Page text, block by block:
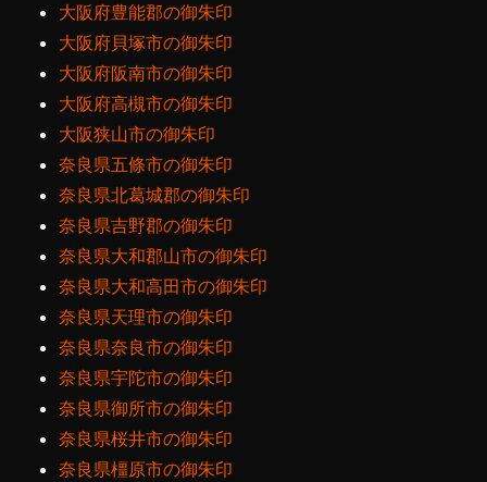
大阪府豊能郡の御朱印
大阪府貝塚市の御朱印
大阪府阪南市の御朱印
大阪府高槻市の御朱印
大阪狭山市の御朱印
奈良県五條市の御朱印
奈良県北葛城郡の御朱印
奈良県吉野郡の御朱印
奈良県大和郡山市の御朱印
奈良県大和高田市の御朱印
奈良県天理市の御朱印
奈良県奈良市の御朱印
奈良県宇陀市の御朱印
奈良県御所市の御朱印
奈良県桜井市の御朱印
奈良県橿原市の御朱印